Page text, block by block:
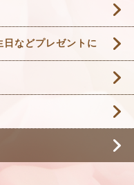
などプレゼントに